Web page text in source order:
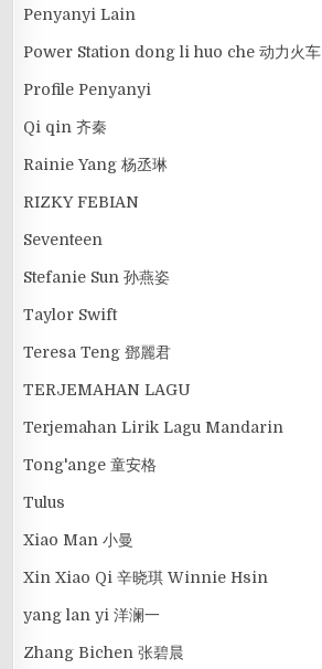
Penyanyi Lain
Power Station dong li huo che 动力火车
Profile Penyanyi
Qi qin 齐秦
Rainie Yang 杨丞琳
RIZKY FEBIAN
Seventeen
Stefanie Sun 孙燕姿
Taylor Swift
Teresa Teng 鄧麗君
TERJEMAHAN LAGU
Terjemahan Lirik Lagu Mandarin
Tong'ange 童安格
Tulus
Xiao Man 小曼
Xin Xiao Qi 辛晓琪 Winnie Hsin
yang lan yi 洋澜一
Zhang Bichen 张碧晨